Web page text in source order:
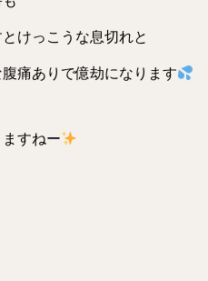
けっこうな息切れと
痛ありで億劫になります
すねー